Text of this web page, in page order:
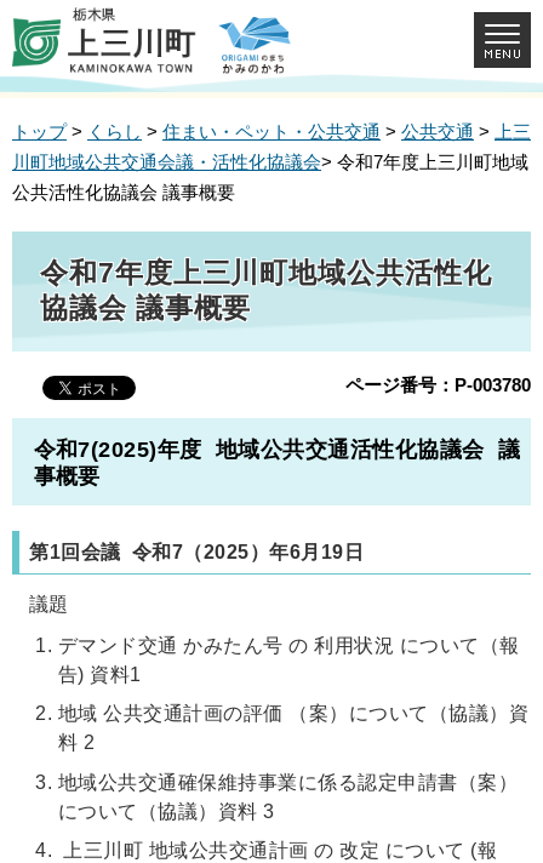
トップ> くらし > 住まい・ペット・公共交通 > 公共交通 >
上三
川町地域公共交通会議・活性化協議会> 令和7年度上三川町地域
公共活性化協議会 議事概要
令和7年度上三川町地域公共活性化
協議会 議事概要
ページ番号：P-003780
令和7(2025)年度 地域公共交通活性化協議会 議
事概要
第1回会議 令和7 （2025）年6月19日
議題
デマンド交通 かみたん号 の 利用状況 について（報
告) 資料1
地域 公共交通計画の評価 （案）について（協議）資
料 2
地域公共交通確保維持事業に係る認定申請書（案）
について（協議）資料 3
上三川町 地域公共交通計画 の 改定 について (報